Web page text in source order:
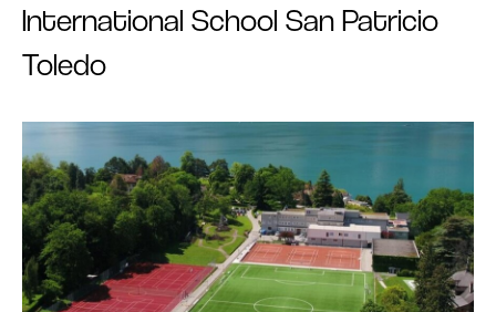
International School San Patricio
Toledo